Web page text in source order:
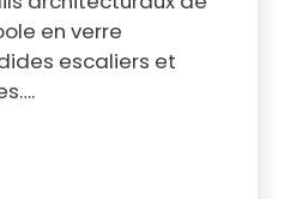
en verre
escaliers et